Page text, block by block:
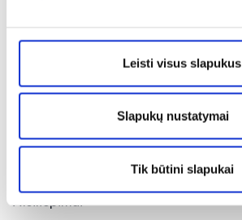
Leisti visus slapukus
Slapukų nustatymai
Tik būtini slapukai
Sudedamosios dalys
Vartojimas
Atsiliepimai